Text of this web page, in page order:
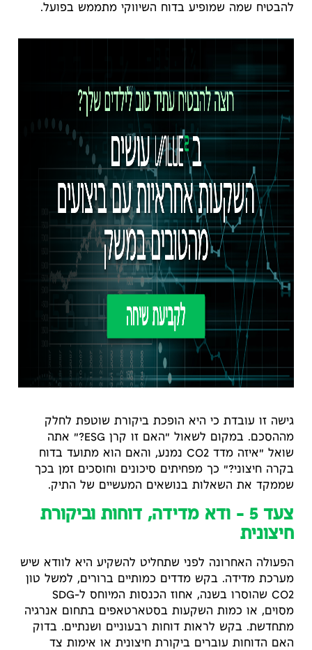
להבטיח שמה שמופיע בדוח השיווקי מתממש בפועל.
גישה זו עובדת כי היא הופכת ביקורת שוטפת לחלק
מההסכם. במקום לשאול "האם זו קרן ESG?" אתה
שואל "איזה מדד CO2 נמנע, והאם הוא מתועד בדוח
בקרה חיצוני?" כך מפחיתים סיכונים וחוסכים זמן בכך
שממקד את השאלות בנושאים המעשיים של התיק.
צעד 5 – ודא מדידה, דוחות וביקורת
חיצונית
הפעולה האחרונה לפני שתחליט להשקיע היא לוודא שיש
מערכת מדידה. בקש מדדים כמותיים ברורים, למשל טון
CO2 שהוסרו בשנה, אחוז הכנסות המיוחס ל-SDG
מסוים, או כמות השקעות בסטארטאפים בתחום אנרגיה
מתחדשת. בקש לראות דוחות רבעוניים ושנתיים. בדוק
האם הדוחות עוברים ביקורת חיצונית או אימות צד